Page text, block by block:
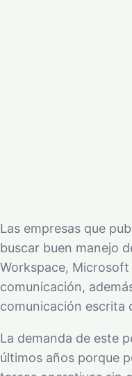
Las empresas que
buscar buen manejo
Workspace,
comunicación,
comunicación escrita
La demanda de este
últimos años porque